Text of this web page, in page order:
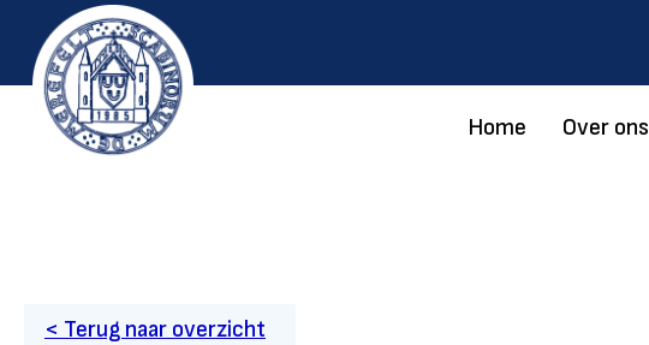
Home Over ons
< Terug naar overzicht